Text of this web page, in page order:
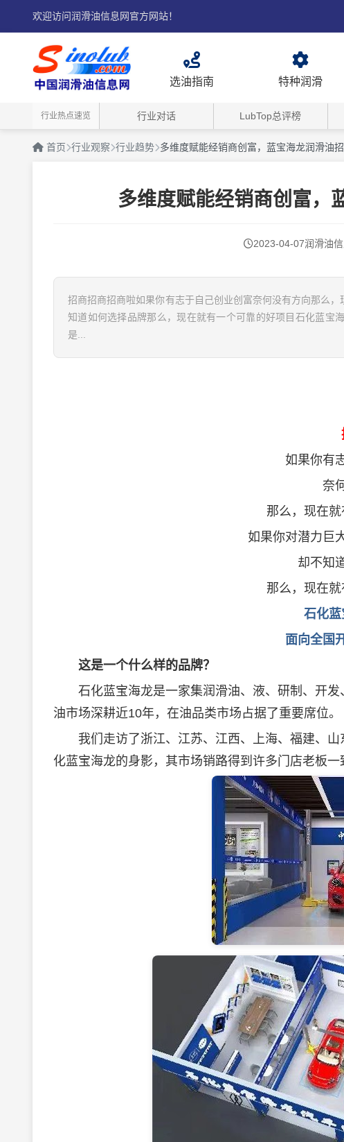
欢迎访问润滑油信息网官方网站！
选油指南 特种润滑
行业热点速览 行业对话 LubTop总评榜
首页 行业观察 行业趋势 多维度赋能经销商创富，蓝宝海龙润滑油招
多维度赋能经销商创富，
2023-04-07润滑油
招商招商招商啦如果你有志于自己创业创富奈何没有方向那么
知道如何选择品牌那么，现在就有一个可靠的好项目石化蓝宝
是...
如果你有
奈
那么，现在
如果你对潜力巨
却不知
那么，现在
石化
面向全国
这是一个什么样的品牌？
石化蓝宝海龙是一家集润滑油、液、研制、开
油市场深耕近10年，在油品类市场占据了重要席位。
我们走访了浙江、江苏、江西、上海、福建、山
化蓝宝海龙的身影，其市场销路得到许多门店老板一